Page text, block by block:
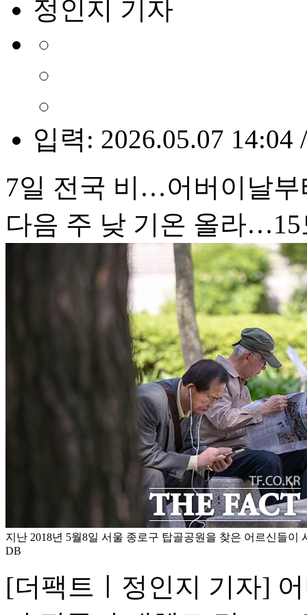
정인지 기자
입력: 2026.05.07 14:04
7일 전국 비…어버이날부
다음 주 낮 기온 올라
지난 2018년 5월8일 서울 종로구 탑골공원을 찾은 어르신들이
DB
[더팩트ㅣ정인지 기자]